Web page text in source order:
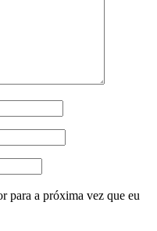
para a próxima vez que eu